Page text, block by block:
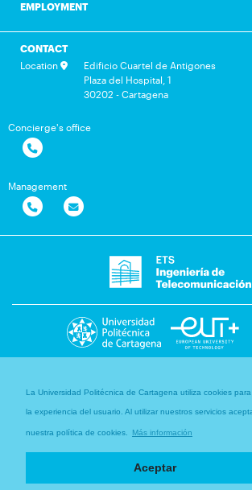
La Universidad Politécnica de Cartagena utiliza cookies
la experiencia del usuario. Al utilizar nuestros servicios
nuestra política de cookies. Más información
Aceptar
EMPLOYMENT
CONTACT
Location
Edificio Cuartel de Antigones
Plaza del Hospital, 1
30202 - Cartagena
Concierge's office
Management